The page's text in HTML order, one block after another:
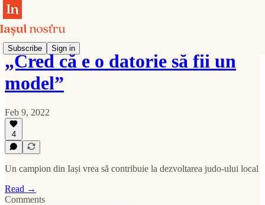
Subscribe Sign in
„Cred că e o datorie să fii un
model”
Feb 9, 2022
4
Un campion din Iași vrea să contribuie la dezvoltarea judo-ului local
Read →
Comments